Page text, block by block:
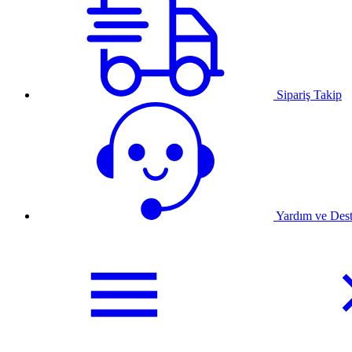
Sipariş Takip
Yardım ve